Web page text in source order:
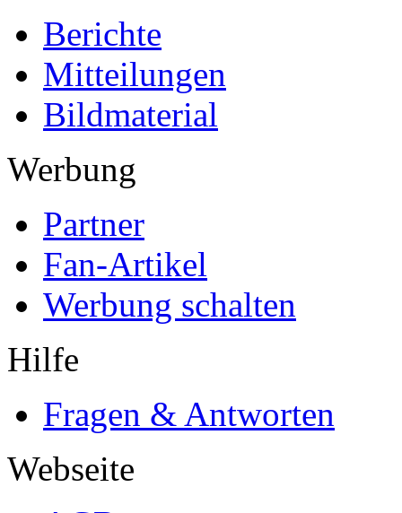
Berichte
Mitteilungen
Bildmaterial
Werbung
Partner
Fan-Artikel
Werbung schalten
Hilfe
Fragen & Antworten
Webseite